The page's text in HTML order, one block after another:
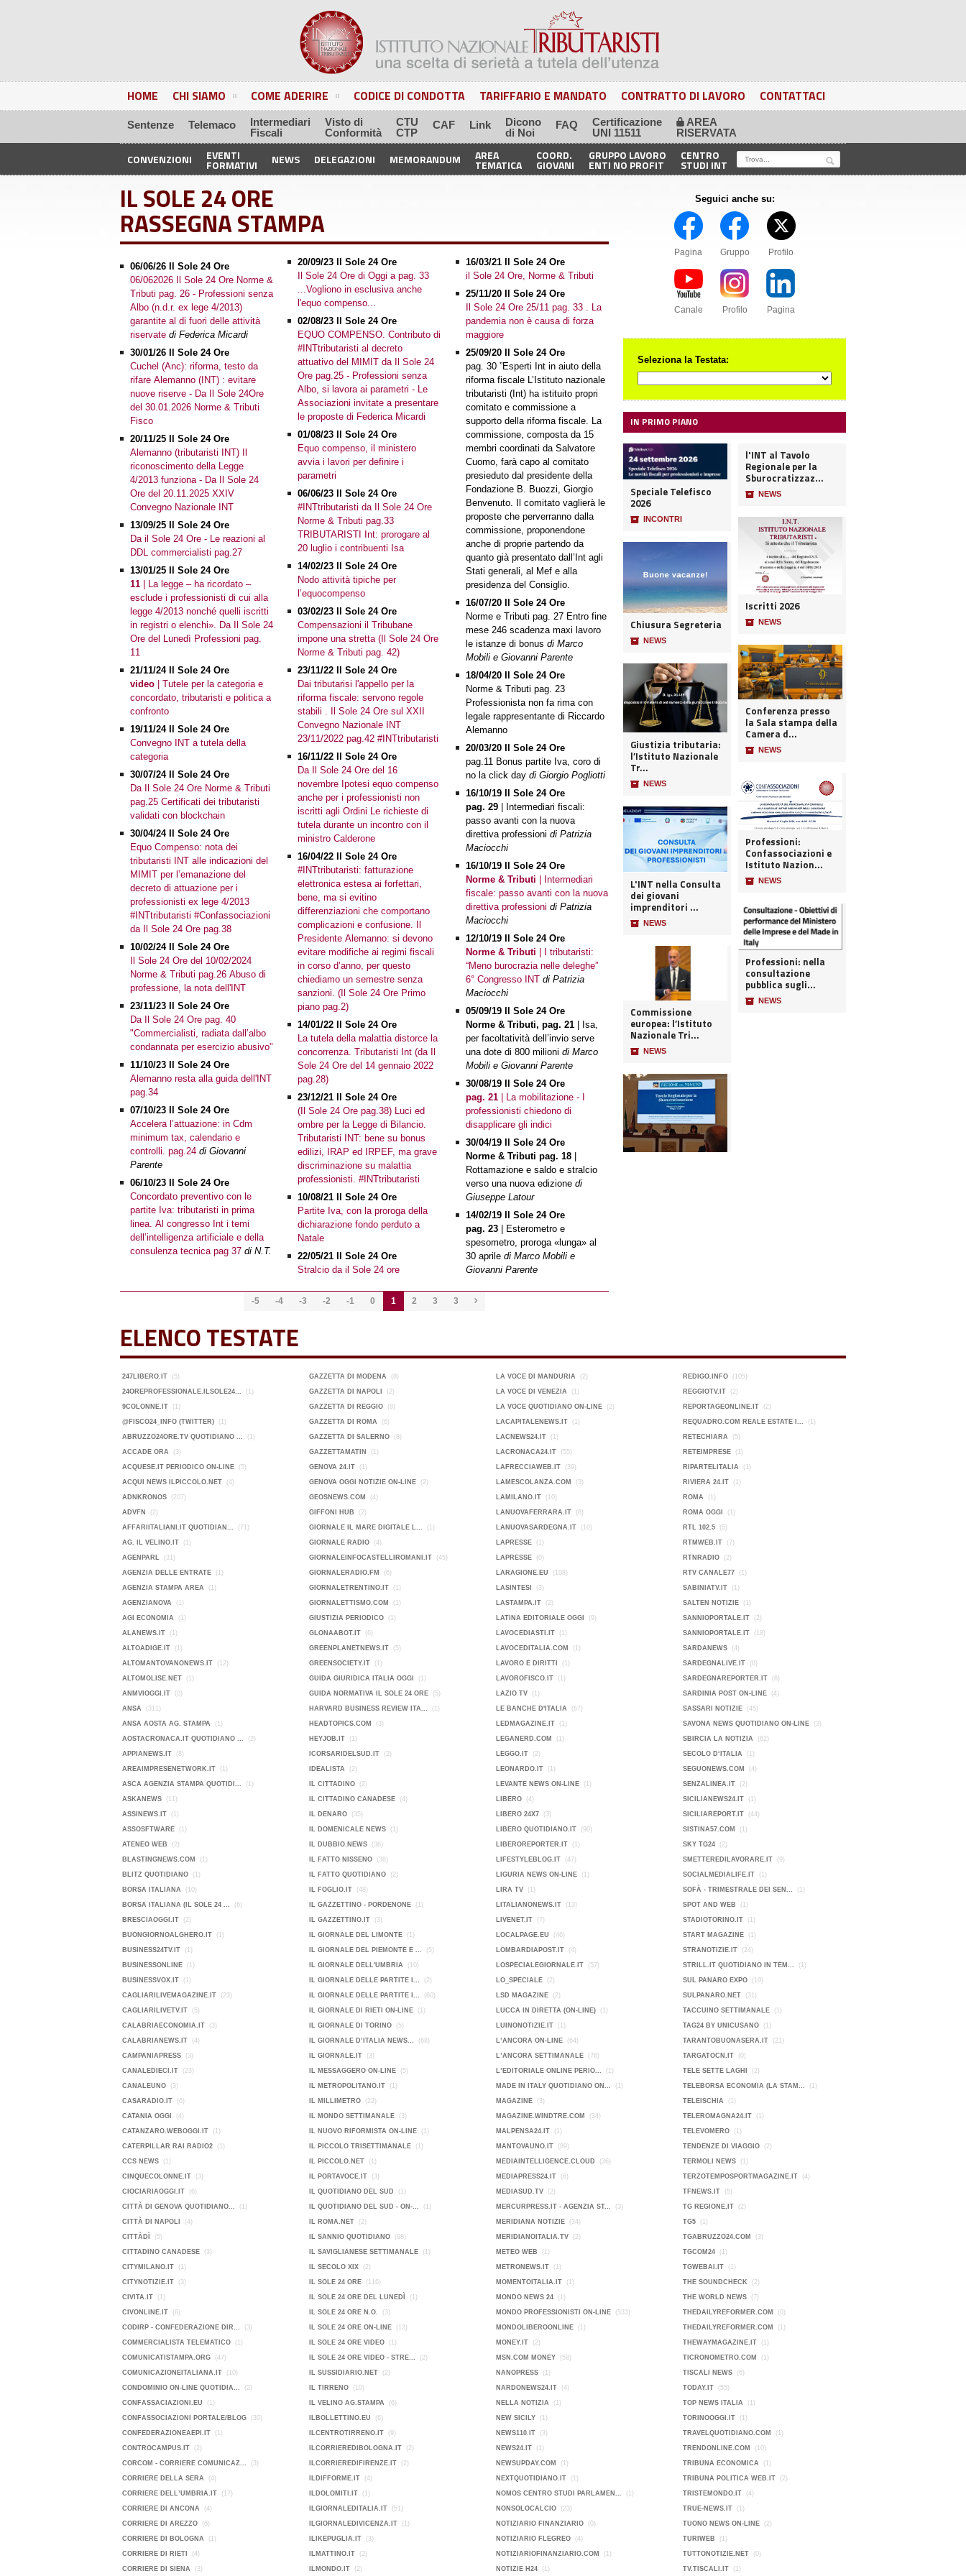
HOME CHI SIAMO COME ADERIRE CODICE DI CONDOTTA TARIFFARIO E MANDATO CONTRATTO DI LAVORO CONTATTACI
Sentenze Telemaco
Intermediari
Fiscali
Visto di
Conformità
CTU
CTP
CAF Link
Dicono
di Noi
FAQ
Certificazione
UNI 11511
🔒 AREA
RISERVATA
CONVENZIONI EVENTI
FORMATIVI NEWS DELEGAZIONI MEMORANDUM AREA
TEMATICA
COORD.
GIOVANI
GRUPPO LAVORO
ENTI NO PROFIT
CENTRO
STUDI INT
IL SOLE 24 ORE
RASSEGNA STAMPA
06/06/26 Il Sole 24 Ore
06/062026 Il Sole 24 Ore Norme &
Tributi pag. 26 - Professioni senza
Albo (n.d.r. ex lege 4/2013)
garantite al di fuori delle attività
riservate di Federica Micardi
30/01/26 Il Sole 24 Ore
Cuchel (Anc): riforma, testo da
rifare Alemanno (INT) : evitare
nuove riserve - Da Il Sole 24Ore
del 30.01.2026 Norme & Tributi
Fisco
20/11/25 Il Sole 24 Ore
Alemanno (tributaristi INT) Il
riconoscimento della Legge
4/2013 funziona - Da Il Sole 24
Ore del 20.11.2025 XXIV
Convegno Nazionale INT
13/09/25 Il Sole 24 Ore
Da il Sole 24 Ore - Le reazioni al
DDL commercialisti pag.27
13/01/25 Il Sole 24 Ore
11 | La legge – ha ricordato –
esclude i professionisti di cui alla
legge 4/2013 nonché quelli iscritti
in registri o elenchi». Da Il Sole 24
Ore del Lunedì Professioni pag.
11
21/11/24 Il Sole 24 Ore
video | Tutele per la categoria e
concordato, tributaristi e politica a
confronto
19/11/24 Il Sole 24 Ore
Convegno INT a tutela della
categoria
30/07/24 Il Sole 24 Ore
Da Il Sole 24 Ore Norme & Tributi
pag.25 Certificati dei tributaristi
validati con blockchain
30/04/24 Il Sole 24 Ore
Equo Compenso: nota dei
tributaristi INT alle indicazioni del
MIMIT per l’emanazione del
decreto di attuazione per i
professionisti ex lege 4/2013
#INTtributaristi #Confassociazioni
da Il Sole 24 Ore pag.38
10/02/24 Il Sole 24 Ore
Il Sole 24 Ore del 10/02/2024
Norme & Tributi pag.26 Abuso di
professione, la nota dell'INT
23/11/23 Il Sole 24 Ore
Da Il Sole 24 Ore pag. 40
"Commercialisti, radiata dall’albo
condannata per esercizio abusivo"
11/10/23 Il Sole 24 Ore
Alemanno resta alla guida dell'INT
pag.34
07/10/23 Il Sole 24 Ore
Accelera l’attuazione: in Cdm
minimum tax, calendario e
controlli. pag.24 di Giovanni
Parente
06/10/23 Il Sole 24 Ore
Concordato preventivo con le
partite Iva: tributaristi in prima
linea. Al congresso Int i temi
dell’intelligenza artificiale e della
consulenza tecnica pag 37 di N.T.
20/09/23 Il Sole 24 Ore
Il Sole 24 Ore di Oggi a pag. 33
...Vogliono in esclusiva anche
l'equo compenso...
02/08/23 Il Sole 24 Ore
EQUO COMPENSO. Contributo di
#INTtributaristi al decreto
attuativo del MIMIT da Il Sole 24
Ore pag.25 - Professioni senza
Albo, si lavora ai parametri - Le
Associazioni invitate a presentare
le proposte di Federica Micardi
01/08/23 Il Sole 24 Ore
Equo compenso, il ministero
avvia i lavori per definire i
parametri
06/06/23 Il Sole 24 Ore
#INTtributaristi da Il Sole 24 Ore
Norme & Tributi pag.33
TRIBUTARISTI Int: prorogare al
20 luglio i contribuenti Isa
14/02/23 Il Sole 24 Ore
Nodo attività tipiche per
l’equocompenso
03/02/23 Il Sole 24 Ore
Compensazioni il Tribubane
impone una stretta (Il Sole 24 Ore
Norme & Tributi pag. 42)
23/11/22 Il Sole 24 Ore
Dai tributarisi l'appello per la
riforma fiscale: servono regole
stabili . Il Sole 24 Ore sul XXII
Convegno Nazionale INT
23/11/2022 pag.42 #INTtributaristi
16/11/22 Il Sole 24 Ore
Da Il Sole 24 Ore del 16
novembre Ipotesi equo compenso
anche per i professionisti non
iscritti agli Ordini Le richieste di
tutela durante un incontro con il
ministro Calderone
16/04/22 Il Sole 24 Ore
#INTtributaristi: fatturazione
elettronica estesa ai forfettari,
bene, ma si evitino
differenziazioni che comportano
complicazioni e confusione. Il
Presidente Alemanno: si devono
evitare modifiche ai regimi fiscali
in corso d’anno, per questo
chiediamo un semestre senza
sanzioni. (Il Sole 24 Ore Primo
piano pag.2)
14/01/22 Il Sole 24 Ore
La tutela della malattia distorce la
concorrenza. Tributaristi Int (da Il
Sole 24 Ore del 14 gennaio 2022
pag.28)
23/12/21 Il Sole 24 Ore
(Il Sole 24 Ore pag.38) Luci ed
ombre per la Legge di Bilancio.
Tributaristi INT: bene su bonus
edilizi, IRAP ed IRPEF, ma grave
discriminazione su malattia
professionisti. #INTtributaristi
10/08/21 Il Sole 24 Ore
Partite Iva, con la proroga della
dichiarazione fondo perduto a
Natale
22/05/21 Il Sole 24 Ore
Stralcio da il Sole 24 ore
16/03/21 Il Sole 24 Ore
il Sole 24 Ore, Norme & Tributi
25/11/20 Il Sole 24 Ore
Il Sole 24 Ore 25/11 pag. 33 . La
pandemia non è causa di forza
maggiore
25/09/20 Il Sole 24 Ore
pag. 30 ”Esperti Int in aiuto della
riforma fiscale L’Istituto nazionale
tributaristi (Int) ha istituito propri
comitato e commissione a
supporto della riforma fiscale. La
commissione, composta da 15
membri coordinati da Salvatore
Cuomo, farà capo al comitato
presieduto dal presidente della
Fondazione B. Buozzi, Giorgio
Benvenuto. Il comitato vaglierà le
proposte che perverranno dalla
commissione, proponendone
anche di proprie partendo da
quanto già presentato dall’Int agli
Stati generali, al Mef e alla
presidenza del Consiglio.
16/07/20 Il Sole 24 Ore
Norme e Tributi pag. 27 Entro fine
mese 246 scadenza maxi lavoro
le istanze di bonus di Marco
Mobili e Giovanni Parente
18/04/20 Il Sole 24 Ore
Norme & Tributi pag. 23
Professionista non fa rima con
legale rappresentante di Riccardo
Alemanno
20/03/20 Il Sole 24 Ore
pag.11 Bonus partite Iva, coro di
no la click day di Giorgio Pogliotti
16/10/19 Il Sole 24 Ore
pag. 29| Intermediari fiscali:
passo avanti con la nuova
direttiva professioni di Patrizia
Maciocchi
16/10/19 Il Sole 24 Ore
Norme & Tributi | Intermediari
fiscale: passo avanti con la nuova
direttiva professioni di Patrizia
Maciocchi
12/10/19 Il Sole 24 Ore
Norme & Tributi | I tributaristi:
“Meno burocrazia nelle deleghe”
6° Congresso INT di Patrizia
Maciocchi
05/09/19 Il Sole 24 Ore
Norme & Tributi, pag. 21| Isa,
per facoltatività dell’invio serve
una dote di 800 milioni di Marco
Mobili e Giovanni Parente
30/08/19 Il Sole 24 Ore
pag. 21| La mobilitazione - I
professionisti chiedono di
disapplicare gli indici
30/04/19 Il Sole 24 Ore
Norme & Tributi pag. 18|
Rottamazione e saldo e stralcio
verso una nuova edizione di
Giuseppe Latour
14/02/19 Il Sole 24 Ore
pag. 23| Esterometro e
spesometro, proroga «lunga» al
30 aprile di Marco Mobili e
Giovanni Parente
-5 -4 -3 -2 -1 0 1 2 3 3 
Seguici anche su:
Pagina Gruppo Profilo
Canale Profilo Pagina
Seleziona la Testata:
IN PRIMO PIANO
Speciale Telefisco
2026
📦 INCONTRI
Chiusura Segreteria
📦 NEWS
Giustizia tributaria:
l’Istituto Nazionale
Tr...
📦 NEWS
L'INT nella Consulta
dei giovani
imprenditori ...
📦 NEWS
Commissione
europea: l’Istituto
Nazionale Tri...
📦 NEWS
l'INT al Tavolo
Regionale per la
Sburocratizzaz...
📦 NEWS
Iscritti 2026
📦 NEWS
Conferenza presso
la Sala stampa della
Camera d...
📦 NEWS
Professioni:
Confassociazioni e
Istituto Nazion...
📦 NEWS
Professioni: nella
consultazione
pubblica sugli...
📦 NEWS
ELENCO TESTATE
247LIBERO.IT (5)
24OREPROFESSIONALE.ILSOLE24... (1)
9COLONNE.IT (1)
@FISCO24_INFO (TWITTER) (1)
ABRUZZO24ORE.TV QUOTIDIANO ... (1)
ACCADE ORA (3)
ACQUESE.IT PERIODICO ON-LINE (5)
ACQUI NEWS ILPICCOLO.NET (4)
ADNKRONOS (207)
ADVFN (2)
AFFARIITALIANI.IT QUOTIDIAN... (71)
AG. IL VELINO.IT (1)
AGENPARL (31)
AGENZIA DELLE ENTRATE (1)
AGENZIA STAMPA AREA (1)
AGENZIANOVA (1)
AGI ECONOMIA (1)
ALANEWS.IT (1)
ALTOADIGE.IT (1)
ALTOMANTOVANONEWS.IT (12)
ALTOMOLISE.NET (1)
ANMVIOGGI.IT (0)
ANSA (311)
ANSA AOSTA AG. STAMPA (1)
AOSTACRONACA.IT QUOTIDIANO ... (2)
APPIANEWS.IT (8)
AREAIMPRESENETWORK.IT (1)
ASCA AGENZIA STAMPA QUOTIDI... (1)
ASKANEWS (11)
ASSINEWS.IT (1)
ASSOSFTWARE (1)
ATENEO WEB (2)
BLASTINGNEWS.COM (1)
BLITZ QUOTIDIANO (1)
BORSA ITALIANA (10)
BORSA ITALIANA (IL SOLE 24 ... (6)
BRESCIAOGGI.IT (2)
BUONGIORNOALGHERO.IT (1)
BUSINESS24TV.IT (1)
BUSINESSONLINE (1)
BUSINESSVOX.IT (1)
CAGLIARILIVEMAGAZINE.IT (23)
CAGLIARILIVETV.IT (5)
CALABRIAECONOMIA.IT (3)
CALABRIANEWS.IT (4)
CAMPANIAPRESS (3)
CANALEDIECI.IT (23)
CANALEUNO (3)
CASARADIO.IT (6)
CATANIA OGGI (4)
CATANZARO.WEBOGGI.IT (1)
CATERPILLAR RAI RADIO2 (1)
CCS NEWS (1)
CINQUECOLONNE.IT (3)
CIOCIARIAOGGI.IT (6)
CITTÀ DI GENOVA QUOTIDIANO... (1)
CITTÀ DI NAPOLI (4)
CITTÀDÌ (5)
CITTADINO CANADESE (3)
CITYMILANO.IT (1)
CITYNOTIZIE.IT (3)
CIVITA.IT (1)
CIVONLINE.IT (6)
CODIRP - CONFEDERAZIONE DIR... (3)
COMMERCIALISTA TELEMATICO (1)
COMUNICATISTAMPA.ORG (47)
COMUNICAZIONEITALIANA.IT (10)
CONDOMINIO ON-LINE QUOTIDIA... (2)
CONFASSACIAZIONI.EU (1)
CONFASSOCIAZIONI PORTALE/BLOG (30)
CONFEDERAZIONEAEPI.IT (1)
CONTROCAMPUS.IT (2)
CORCOM - CORRIERE COMUNICAZ... (3)
CORRIERE DELLA SERA (4)
CORRIERE DELL’UMBRIA.IT (17)
CORRIERE DI ANCONA (4)
CORRIERE DI AREZZO (6)
CORRIERE DI BOLOGNA (1)
CORRIERE DI RIETI (4)
CORRIERE DI SIENA (3)
GAZZETTA DI MODENA (8)
GAZZETTA DI NAPOLI (2)
GAZZETTA DI REGGIO (8)
GAZZETTA DI ROMA (6)
GAZZETTA DI SALERNO (8)
GAZZETTAMATIN (1)
GENOVA 24.IT (1)
GENOVA OGGI NOTIZIE ON-LINE (2)
GEOSNEWS.COM (4)
GIFFONI HUB (2)
GIORNALE IL MARE DIGITALE L... (1)
GIORNALE RADIO (4)
GIORNALEINFOCASTELLIROMANI.IT (45)
GIORNALERADIO.FM (6)
GIORNALETRENTINO.IT (1)
GIORNALETTISMO.COM (1)
GIUSTIZIA PERIODICO (1)
GLONAABOT.IT (6)
GREENPLANETNEWS.IT (5)
GREENSOCIETY.IT (1)
GUIDA GIURIDICA ITALIA OGGI (1)
GUIDA NORMATIVA IL SOLE 24 ORE (5)
HARVARD BUSINESS REVIEW ITA... (1)
HEADTOPICS.COM (3)
HEYJOB.IT (1)
ICORSARIDELSUD.IT (2)
IDEALISTA (2)
IL CITTADINO (2)
IL CITTADINO CANADESE (4)
IL DENARO (35)
IL DOMENICALE NEWS (1)
IL DUBBIO.NEWS (36)
IL FATTO NISSENO (38)
IL FATTO QUOTIDIANO (2)
IL FOGLIO.IT (48)
IL GAZZETTINO - PORDENONE (1)
IL GAZZETTINO.IT (3)
IL GIORNALE DEL LIMONTE (1)
IL GIORNALE DEL PIEMONTE E ... (5)
IL GIORNALE DELL'UMBRIA (10)
IL GIORNALE DELLE PARTITE I... (2)
IL GIORNALE DELLE PARTITE I... (60)
IL GIORNALE DI RIETI ON-LINE (1)
IL GIORNALE DI TORINO (5)
IL GIORNALE D’ITALIA NEWS... (68)
IL GIORNALE.IT (3)
IL MESSAGGERO ON-LINE (5)
IL METROPOLITANO.IT (1)
IL MILLIMETRO (22)
IL MONDO SETTIMANALE (3)
IL NUOVO RIFORMISTA ON-LINE (1)
IL PICCOLO TRISETTIMANALE (1)
IL PICCOLO.NET (1)
IL PORTAVOCE.IT (3)
IL QUOTIDIANO DEL SUD (1)
IL QUOTIDIANO DEL SUD - ON-... (1)
IL ROMA.NET (2)
IL SANNIO QUOTIDIANO (98)
IL SAVIGLIANESE SETTIMANALE (1)
IL SECOLO XIX (2)
IL SOLE 24 ORE (116)
IL SOLE 24 ORE DEL LUNEDÌ (1)
IL SOLE 24 ORE N.O. (3)
IL SOLE 24 ORE ON-LINE (13)
IL SOLE 24 ORE VIDEO (1)
IL SOLE 24 ORE VIDEO - STRE... (2)
IL SUSSIDIARIO.NET (2)
IL TIRRENO (10)
IL VELINO AG.STAMPA (6)
ILBOLLETTINO.EU (6)
ILCENTROTIRRENO.IT (9)
ILCORRIEREDIBOLOGNA.IT (2)
ILCORRIEREDIFIRENZE.IT (2)
ILDIFFORME.IT (4)
ILDOLOMITI.IT (1)
ILGIORNALEDITALIA.IT (51)
ILGIORNALEDIVICENZA.IT (1)
ILIKEPUGLIA.IT (3)
ILMATTINO.IT (2)
ILMONDO.IT (2)
LA VOCE DI MANDURIA (2)
LA VOCE DI VENEZIA (1)
LA VOCE QUOTIDIANO ON-LINE (2)
LACAPITALENEWS.IT (1)
LACNEWS24.IT (1)
LACRONACA24.IT (55)
LAFRECCIAWEB.IT (39)
LAMESCOLANZA.COM (3)
LAMILANO.IT (10)
LANUOVAFERRARA.IT (8)
LANUOVASARDEGNA.IT (10)
LAPRESSE (1)
LAPRESSE (0)
LARAGIONE.EU (108)
LASINTESI (3)
LASTAMPA.IT (2)
LATINA EDITORIALE OGGI (9)
LAVOCEDIASTI.IT (1)
LAVOCEDITALIA.COM (1)
LAVORO E DIRITTI (1)
LAVOROFISCO.IT (1)
LAZIO TV (1)
LE BANCHE D'ITALIA (67)
LEDMAGAZINE.IT (1)
LEGANERD.COM (1)
LEGGO.IT (2)
LEONARDO.IT (1)
LEVANTE NEWS ON-LINE (1)
LIBERO (4)
LIBERO 24X7 (3)
LIBERO QUOTIDIANO.IT (90)
LIBEROREPORTER.IT (1)
LIFESTYLEBLOG.IT (47)
LIGURIA NEWS ON-LINE (1)
LIRA TV (1)
LITALIANONEWS.IT (13)
LIVENET.IT (7)
LOCALPAGE.EU (46)
LOMBARDIAPOST.IT (4)
LOSPECIALEGIORNALE.IT (57)
LO_SPECIALE (2)
LSD MAGAZINE (2)
LUCCA IN DIRETTA (ON-LINE) (1)
LUINONOTIZIE.IT (1)
L’ANCORA ON-LINE (64)
L’ANCORA SETTIMANALE (76)
L’EDITORIALE ONLINE PERIO... (1)
MADE IN ITALY QUOTIDIANO ON... (1)
MAGAZINE (3)
MAGAZINE.WINDTRE.COM (34)
MALPENSA24.IT (1)
MANTOVAUNO.IT (89)
MEDIAINTELLIGENCE.CLOUD (36)
MEDIAPRESS24.IT (6)
MEDIASUD.TV (2)
MERCURPRESS.IT - AGENZIA ST... (3)
MERIDIANA NOTIZIE (34)
MERIDIANOITALIA.TV (2)
METEO WEB (1)
METRONEWS.IT (1)
MOMENTOITALIA.IT (1)
MONDO NEWS 24 (1)
MONDO PROFESSIONISTI ON-LINE (533)
MONDOLIBEROONLINE (1)
MONEY.IT (2)
MSN.COM MONEY (58)
NANOPRESS (1)
NARDONEWS24.IT (4)
NELLA NOTIZIA (1)
NEW SICILY (1)
NEWS110.IT (3)
NEWS24.IT (1)
NEWSUPDAY.COM (1)
NEXTQUOTIDIANO.IT (1)
NOMOS CENTRO STUDI PARLAMEN... (1)
NONSOLOCALCIO (23)
NOTIZIARIO FINANZIARIO (0)
NOTIZIARIO FLEGREO (4)
NOTIZIARIOFINANZIARIO.COM (1)
NOTIZIE H24 (1)
REDIGO.INFO (105)
REGGIOTV.IT (2)
REPORTAGEONLINE.IT (2)
REQUADRO.COM REALE ESTATE I... (1)
RETECHIARA (5)
RETEIMPRESE (1)
RIPARTELITALIA (1)
RIVIERA 24.IT (1)
ROMA (1)
ROMA OGGI (1)
RTL 102.5 (5)
RTMWEB.IT (7)
RTNRADIO (2)
RTV CANALE77 (1)
SABINIATV.IT (1)
SALTEN NOTIZIE (1)
SANNIOPORTALE.IT (2)
SANNIOPORTALE.IT (18)
SARDANEWS (4)
SARDEGNALIVE.IT (8)
SARDEGNAREPORTER.IT (6)
SARDINIA POST ON-LINE (4)
SASSARI NOTIZIE (45)
SAVONA NEWS QUOTIDIANO ON-LINE (3)
SBIRCIA LA NOTIZIA (62)
SECOLO D‘ITALIA (1)
SEGUONEWS.COM (4)
SENZALINEA.IT (2)
SICILIANEWS24.IT (1)
SICILIAREPORT.IT (44)
SISTINA57.COM (1)
SKY TG24 (2)
SMETTEREDILAVORARE.IT (9)
SOCIALMEDIALIFE.IT (1)
SOFÀ - TRIMESTRALE DEI SEN... (1)
SPOT AND WEB (1)
STADIOTORINO.IT (1)
START MAGAZINE (1)
STRANOTIZIE.IT (24)
STRILL.IT QUOTIDIANO IN TEM... (1)
SUL PANARO EXPO (10)
SULPANARO.NET (31)
TACCUINO SETTIMANALE (1)
TAG24 BY UNICUSANO (1)
TARANTOBUONASERA.IT (21)
TARGATOCN.IT (0)
TELE SETTE LAGHI (2)
TELEBORSA ECONOMIA (LA STAM... (1)
TELEISCHIA (1)
TELEROMAGNA24.IT (1)
TELEVOMERO (1)
TENDENZE DI VIAGGIO (2)
TERMOLI NEWS (1)
TERZOTEMPOSPORTMAGAZINE.IT (4)
TFNEWS.IT (5)
TG REGIONE.IT (2)
TG5 (1)
TGABRUZZO24.COM (3)
TGCOM24 (1)
TGWEBAI.IT (1)
THE SOUNDCHECK (2)
THE WORLD NEWS (7)
THEDAILYREFORMER.COM (0)
THEDAILYREFORMER.COM (1)
THEWAYMAGAZINE.IT (1)
TICRONOMETRO.COM (1)
TISCALI NEWS (6)
TODAY.IT (55)
TOP NEWS ITALIA (1)
TORINOOGGI.IT (1)
TRAVELQUOTIDIANO.COM (1)
TRENDONLINE.COM (10)
TRIBUNA ECONOMICA (1)
TRIBUNA POLITICA WEB.IT (2)
TRISTEMONDO.IT (4)
TRUE-NEWS.IT (1)
TUONO NEWS ON-LINE (2)
TURIWEB (1)
TUTTONOTIZIE.NET (0)
TV.TISCALI.IT (1)